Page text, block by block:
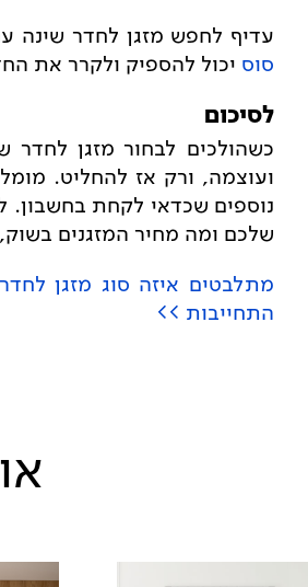
עדיף לחפש מזגן לחדר שינה עם
סוס יכול להספיק ולקרר את
לסיכום
כשהולכים לבחור מזגן לחדר
ועוצמה, ורק אז להחליט.
נוספים שכדאי לקחת
שלכם ומה מחיר המזגנים
מתלבטים איזה סוג מזגן
התחייבות >>